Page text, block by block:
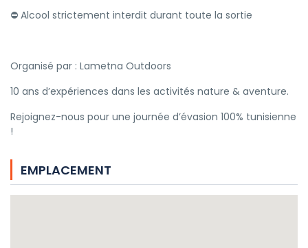
⛔ Alcool strictement interdit durant toute la sortie
Organisé par : Lametna Outdoors
10 ans d’expériences dans les activités nature & aventure.
Rejoignez-nous pour une journée d’évasion 100% tunisienne
!
EMPLACEMENT